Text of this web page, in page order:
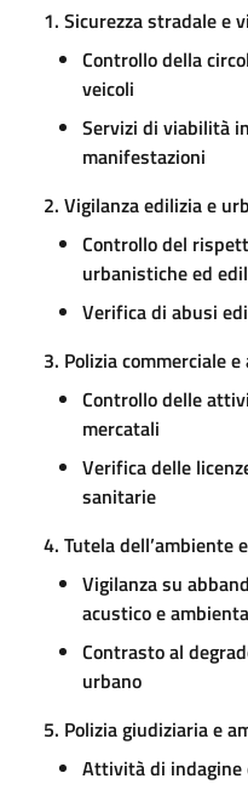
1. Sicurezza stradale e
Controllo della
veicoli
Servizi di viabilità
manifestazioni
2. Vigilanza edilizia e
Controllo del
urbanistiche ed
Verifica di abusi
3. Polizia commerciale
Controllo delle
mercatali
Verifica delle
sanitarie
4. Tutela dell’ambiente
Vigilanza su
acustico e
Contrasto al
urbano
5. Polizia giudiziaria e
Attività di indagine